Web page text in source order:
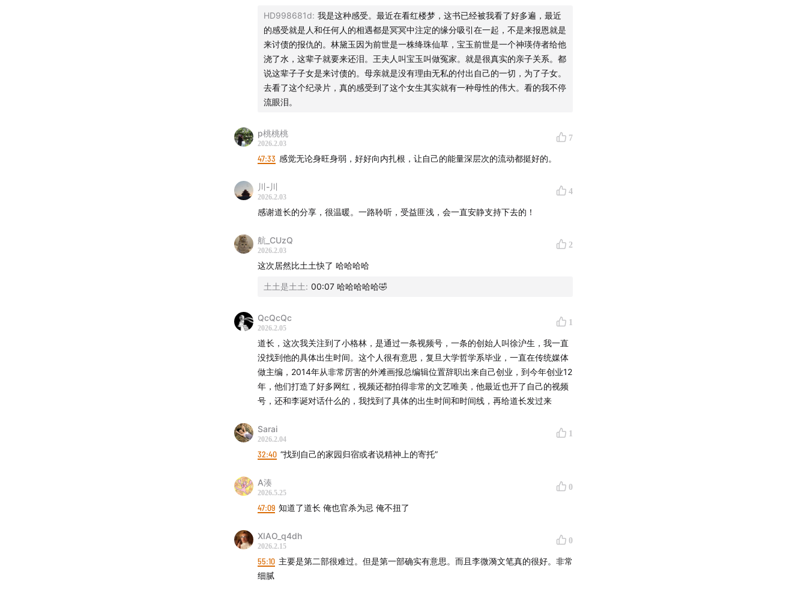
感谢道友川川提供的以下李微漪与亦风相关信息与问题
是画家、作家，也是狼生态保护者。（八字排盘：戊午 甲子 庚午 XX， 9岁起
运，大运：癸亥、壬戌、辛酉、庚申、己未…）时柱暂时反推 为 乙巳 或是丙戌
亦风（本名梁智），1963年4月11日（农历癸卯年三月十八）生于四川成都，是
纪录片导演、摄影师，是李微漪前男友，如今二人是挚友与事业伙伴。
生动物及草原生态保护事业中，包括建立保护站、拍摄纪录片、进行公众倡导
HD998681d: 我是这种感受。最近在看红楼梦，这书已经被我看了好多遍，最近
的感受就是人和任何人的相遇都是冥冥中注定的缘分吸引在一起，不是来报恩就是
来讨债的报仇的。林黛玉因为前世是一株绛珠仙草，宝玉前世是一个神瑛侍者给他
浇了水，这辈子就要来还泪。王夫人叫宝玉叫做冤家。就是很真实的亲子关系。都
说这辈子子女是来讨债的。母亲就是没有理由无私的付出自己的一切，为了子女。
去看了这个纪录片，真的感受到了这个女生其实就有一种母性的伟大。看的我不停
流眼泪。
p桃桃桃
2026.2.03
7
47:33 感觉无论身旺身弱，好好向内扎根，让自己的能量深层次的流动都挺好的。
川-川
2026.2.03
4
感谢道长的分享，很温暖。一路聆听，受益匪浅，会一直安静支持下去的！
航_CUzQ
2026.2.03
2
这次居然比土土快了 哈哈哈哈
土土是土土: 00:07 哈哈哈哈哈🤣
QcQcQc
2026.2.05
1
道长，这次我关注到了小格林，是通过一条视频号，一条的创始人叫徐沪生，我一直
没找到他的具体出生时间。这个人很有意思，复旦大学哲学系毕业，一直在传统媒体
做主编，2014年从非常厉害的外滩画报总编辑位置辞职出来自己创业，到今年创业12
年，他们打造了好多网红，视频还都拍得非常的文艺唯美，他最近也开了自己的视频
号，还和李诞对话什么的，我找到了具体的出生时间和时间线，再给道长发过来
Sarai
2026.2.04
1
32:40 “找到自己的家园归宿或者说精神上的寄托”
A湊
2026.5.25
0
47:09 知道了道长 俺也官杀为忌 俺不扭了
XIAO_q4dh
2026.2.15
0
55:10 主要是第二部很难过。但是第一部确实有意思。而且李微漪文笔真的很好。非常
细腻